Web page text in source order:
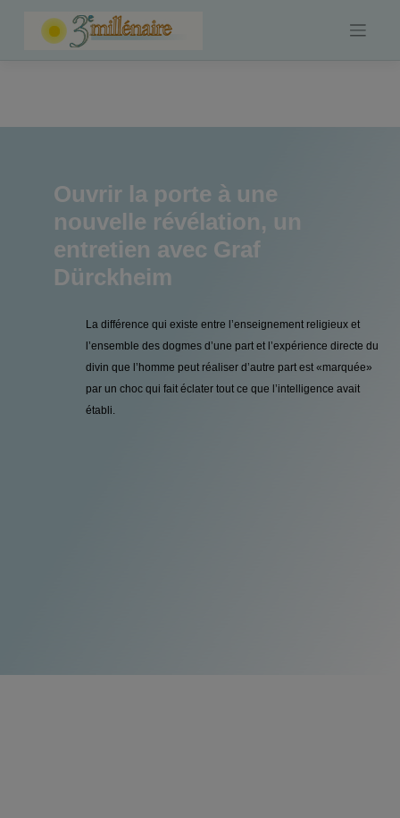
Ouvrir la porte à une
nouvelle révélation, un
entretien avec Graf
Dürckheim
La différence qui existe entre l’enseignement religieux et
l’ensemble des dogmes d’une part et l’expérience directe du
divin que l’homme peut réaliser d’autre part est «marquée»
par un choc qui fait éclater tout ce que l’intelligence avait
établi.